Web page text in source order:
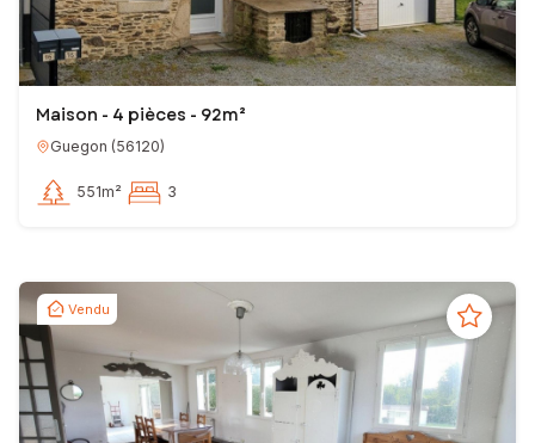
Maison - 4 pièces - 92m²
Guegon (56120)
551m² 3
Vendu